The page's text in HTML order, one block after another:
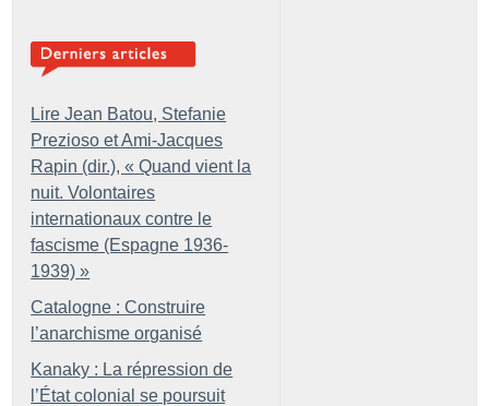
Lire Jean Batou, Stefanie
Prezioso et Ami-Jacques
Rapin (dir.), « Quand vient la
nuit. Volontaires
internationaux contre le
fascisme (Espagne 1936-
1939) »
Catalogne : Construire
l’anarchisme organisé
Kanaky : La répression de
l’État colonial se poursuit